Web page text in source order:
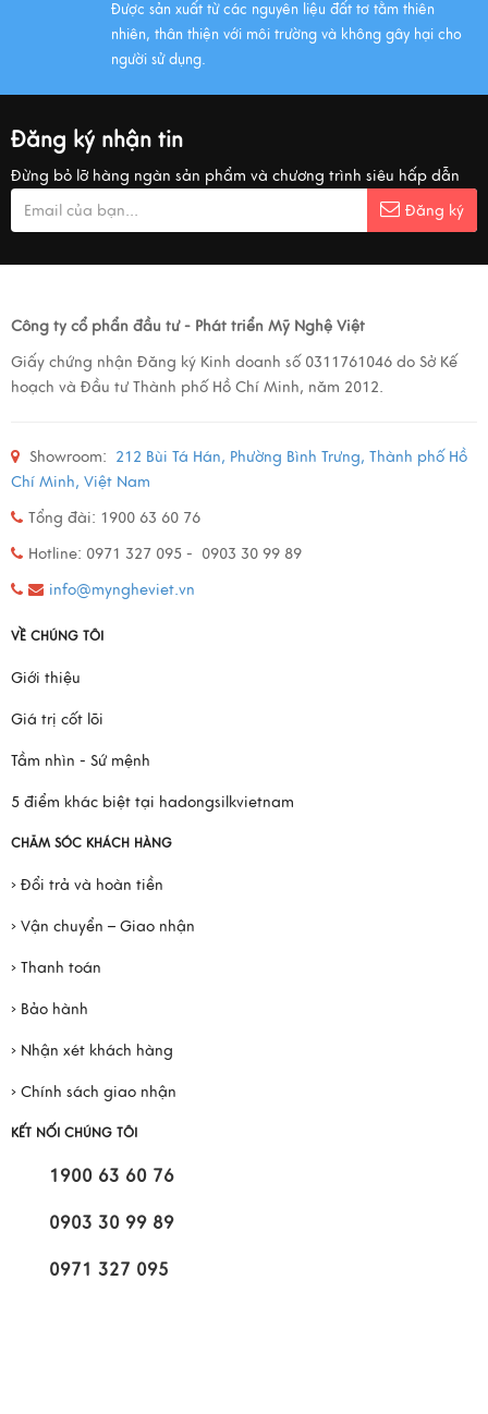
Được sản xuất từ các nguyên liệu đất tơ tằm thiên
nhiên, thân thiện với môi trường và không gây hại cho
người sử dụng.
Đăng ký nhận tin
Đừng bỏ lỡ hàng ngàn sản phẩm và chương trình siêu hấp dẫn
Đăng ký
Công ty cổ phẩn đầu tư - Phát triển Mỹ Nghệ Việt
Giấy chứng nhận Đăng ký Kinh doanh số 0311761046 do Sở Kế
hoạch và Đầu tư Thành phố Hồ Chí Minh, năm 2012.
Showroom: 212 Bùi Tá Hán, Phường Bình Trưng, Thành phố Hồ
Chí Minh, Việt Nam
Tổng đài: 1900 63 60 76
Hotline: 0971 327 095 - 0903 30 99 89
info@myngheviet.vn
VỀ CHÚNG TÔI
Giới thiệu
Giá trị cốt lõi
Tầm nhìn - Sứ mệnh
5 điểm khác biệt tại hadongsilkvietnam
CHĂM SÓC KHÁCH HÀNG
› Đổi trả và hoàn tiền
› Vận chuyển – Giao nhận
› Thanh toán
› Bảo hành
› Nhận xét khách hàng
› Chính sách giao nhận
KẾT NỐI CHÚNG TÔI
1900 63 60 76
0903 30 99 89
0971 327 095